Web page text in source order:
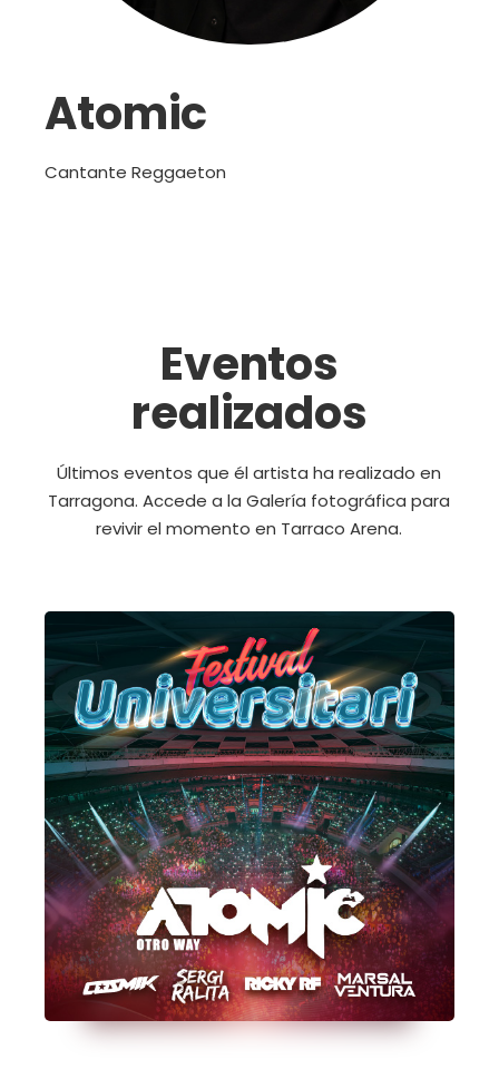
Atomic
Cantante Reggaeton
Eventos
realizados
Últimos eventos que él artista ha realizado en
Tarragona. Accede a la Galería fotográfica para
revivir el momento en Tarraco Arena.